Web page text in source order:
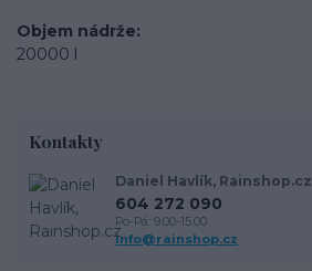
Objem nádrže
20000 l
Kontakty
Daniel Havlík, Rainshop.cz
604 272 090
Po-Pá: 9.00-15.00
info@rainshop.cz